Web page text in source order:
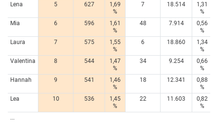
Lena
5 627
1,69
%
7 18.514
1,31
%
Mia
6 596
1,61
%
48 7.914
0,56
%
Laura
7 575
1,55
%
6 18.860
1,34
%
Valentina
8 544
1,47
%
34 9.254
0,66
%
Hannah
9 541
1,46
%
18 12.341
0,88
%
Lea
10 536
1,45
%
22 11.603
0,82
%
...